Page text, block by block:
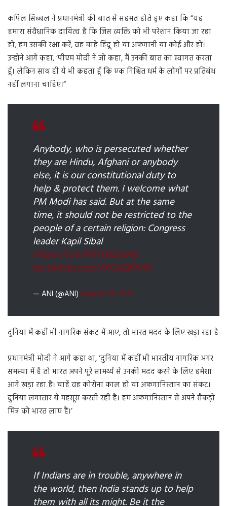
कपिल सिब्बल ने प्रधानमंत्री की बात से सहमत होते हुए कहा कि “यह
हमारा संवैधानिक दायित्व है कि जिस व्यक्ति को भी परेशान किया जा रहा
हो, हम उसकी रक्षा करें, वह चाहे हिंदू हो या अफगानी या कोई और हो।
उन्होंने आगे कहा, ‘पीएम मोदी ने जो कहा, मैं उनकी बात का स्वागत करता
हूँ। लेकिन साथ ही ये भी कहता हूँ कि एक निश्चित धर्म के लोगों पर प्रतिबंध
नहीं लगाना चाहिए।“
Anybody, who is persecuted whether
they are Hindu, Afghani or anybody
else, it is our constitutional duty to
help & protect them. I welcome what
PM Modi has said. But at the same
time, it should not be restricted to the
people of a certain religion: Congress
leader Kapil Sibal
https://t.co/PDTx0GzhHg
pic.twitter.com/AFC2iQB1VM
— ANI (@ANI) August 29, 2021
दुनिया में कहीं भी नागरिक संकट में आए, तो भारत मदद के लिए खड़ा रहा है
प्रधानमंत्री मोदी ने आगे कहा था, ‘दुनिया में कहीं भी भारतीय नागरिक अगर
समस्या में हैं तो भारत अपने पूरे सामर्थ्य से उनकी मदद करने के लिए हमेशा
आगे खड़ा रहा है। चाहें वह कोरोना काल हो या अफगानिस्तान का संकट।
दुनिया लगातार ये महसूस करती रही है। हम अफगानिस्तान से अपने सैकड़ों
मित्र को भारत लाए हैं।’
If Indians are in trouble, anywhere in
the world, then India stands up to help
them with all its might. Be it the